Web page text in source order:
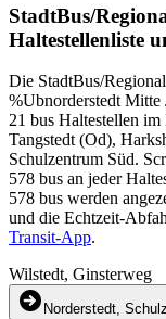
StadtBus/
Haltestellenliste
Die StadtBus/
%Ubnorderstedt Mitte
21 bus Haltestellen
Tangstedt (Od),
Schulzentrum Süd.
578 bus an jeder
578 bus werden
und die Echtzeit-
Transit-App.
Wilstedt, Ginsterweg
Norderstedt,